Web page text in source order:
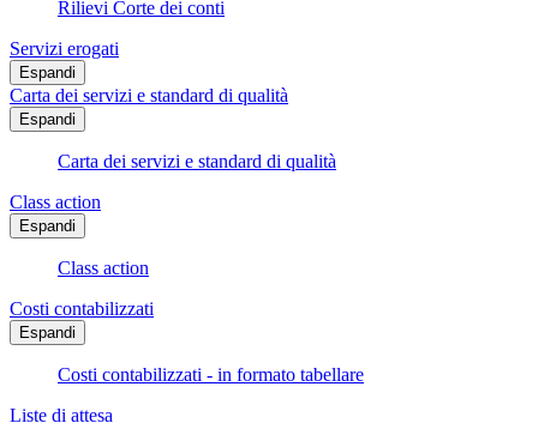
Rilievi Corte dei conti
Servizi erogati
Espandi
Carta dei servizi e standard di qualità
Espandi
Carta dei servizi e standard di qualità
Class action
Espandi
Class action
Costi contabilizzati
Espandi
Costi contabilizzati - in formato tabellare
Liste di attesa